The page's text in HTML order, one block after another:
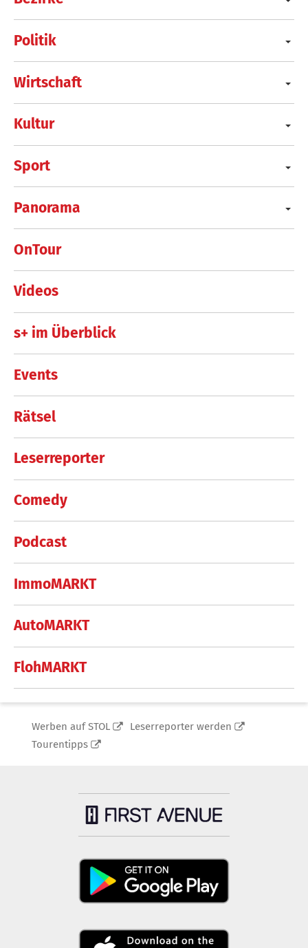
Politik
Wirtschaft
Kultur
Sport
Panorama
OnTour
Videos
s+ im Überblick
Events
Rätsel
Leserreporter
Comedy
Podcast
ImmoMARKT
AutoMARKT
FlohMARKT
Werben auf STOL
Leserreporter werden
Tourentipps